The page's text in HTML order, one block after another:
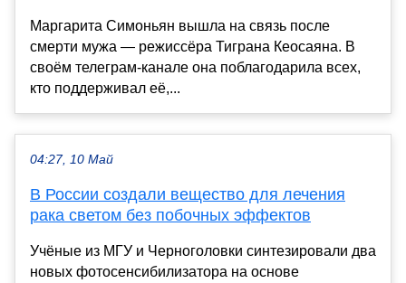
Маргарита Симоньян вышла на связь после
смерти мужа — режиссёра Тиграна Кеосаяна. В
своём телеграм-канале она поблагодарила всех,
кто поддерживал её,...
04:27, 10 Май
В России создали вещество для лечения
рака светом без побочных эффектов
Учёные из МГУ и Черноголовки синтезировали два
новых фотосенсибилизатора на основе